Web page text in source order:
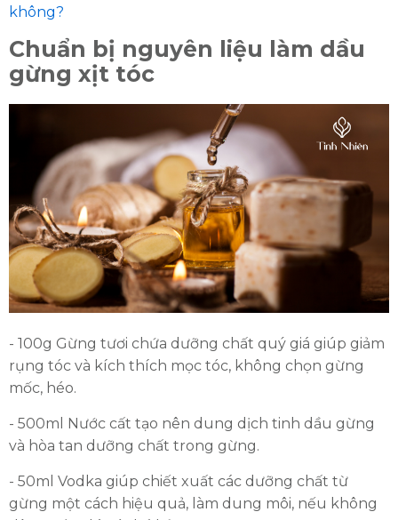
không?
Chuẩn bị nguyên liệu làm dầu
gừng xịt tóc
- 100g Gừng tươi chứa dưỡng chất quý giá giúp giảm
rụng tóc và kích thích mọc tóc, không chọn gừng
mốc, héo.
- 500ml Nước cất tạo nên dung dịch tinh dầu gừng
và hòa tan dưỡng chất trong gừng.
- 50ml Vodka giúp chiết xuất các dưỡng chất từ
gừng một cách hiệu quả, làm dung môi, nếu không